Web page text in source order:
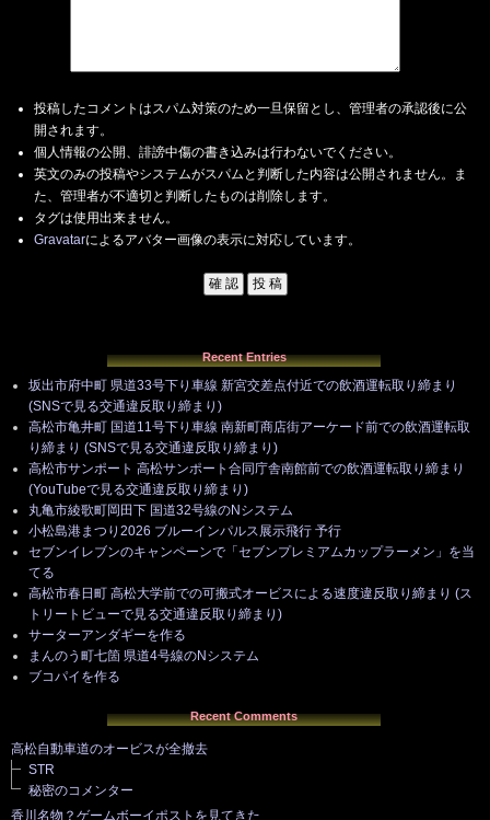
投稿したコメントはスパム対策のため一旦保留とし、管理者の承認後に公
開されます。
個人情報の公開、誹謗中傷の書き込みは行わないでください。
英文のみの投稿やシステムがスパムと判断した内容は公開されません。ま
た、管理者が不適切と判断したものは削除します。
タグは使用出来ません。
Gravatarによるアバター画像の表示に対応しています。
Recent Entries
坂出市府中町 県道33号下り車線 新宮交差点付近での飲酒運転取り締まり
(SNSで見る交通違反取り締まり)
高松市亀井町 国道11号下り車線 南新町商店街アーケード前での飲酒運転取
り締まり (SNSで見る交通違反取り締まり)
高松市サンポート 高松サンポート合同庁舎南館前での飲酒運転取り締まり
(YouTubeで見る交通違反取り締まり)
丸亀市綾歌町岡田下 国道32号線のNシステム
小松島港まつり2026 ブルーインパルス展示飛行 予行
セブンイレブンのキャンペーンで「セブンプレミアムカップラーメン」を当
てる
高松市春日町 高松大学前での可搬式オービスによる速度違反取り締まり (ス
トリートビューで見る交通違反取り締まり)
サーターアンダギーを作る
まんのう町七箇 県道4号線のNシステム
ブコパイを作る
Recent Comments
高松自動車道のオービスが全撤去
STR
秘密のコメンター
香川名物？ゲームボーイポストを見てきた